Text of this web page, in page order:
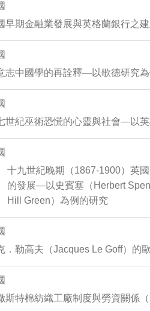
早期金融業發展與英格蘭銀行之
志中國學的再詮釋—以歌德研究為
世紀巫術恐慌的心靈與社會—以英
十九世紀晚期（1867-1900）英
的發展—以史賓塞（Herbert
Hill Green）為例的研究
．勒高夫（Jacques Le Goff）的
斯特棉紡織工廠制度與勞資關係（